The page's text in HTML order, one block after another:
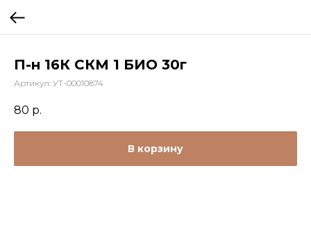
П-н 16К СКМ 1 БИО 30г
Артикул: УТ-00010874
80 р.
В корзину